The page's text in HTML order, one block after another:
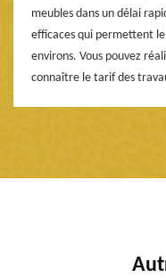
meubles dans un délai
efficaces qui permettent
environs. Vous pouvez
connaître le tarif des